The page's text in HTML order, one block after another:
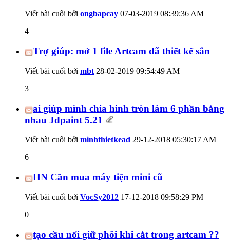
Viết bài cuối bởi ongbapcay 07-03-2019 08:39:36 AM
4
Trợ giúp: mở 1 file Artcam đã thiết kế sắn
Viết bài cuối bởi mbt 28-02-2019 09:54:49 AM
3
ai giúp mình chia hình tròn làm 6 phần bằng
nhau Jdpaint 5.21
Viết bài cuối bởi minhthietkead 29-12-2018 05:30:17 AM
6
HN Cần mua máy tiện mini cũ
Viết bài cuối bởi VocSy2012 17-12-2018 09:58:29 PM
0
tạo cầu nối giữ phôi khi cắt trong artcam ??